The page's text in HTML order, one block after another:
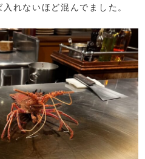
れないほど混んでました。